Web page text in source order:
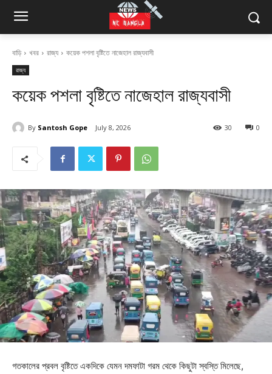
বাড়ি খবর রাজ্য কয়েক পশলা বৃষ্টিতে নাজেহাল রাজ্যবাসী
রাজ্য
কয়েক পশলা বৃষ্টিতে নাজেহাল রাজ্যবাসী
By Santosh Gope July 8, 2026 0
30
গতকালের প্রবল বৃষ্টিতে একদিকে যেমন দমফাটা গরম থেকে কিছুটা স্বস্তি মিলেছে,